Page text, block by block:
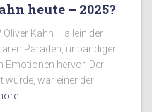
heute – 2025?
Kahn – allein der
Paraden, unbändiger
Emotionen hervor. Der
wurde, war einer der